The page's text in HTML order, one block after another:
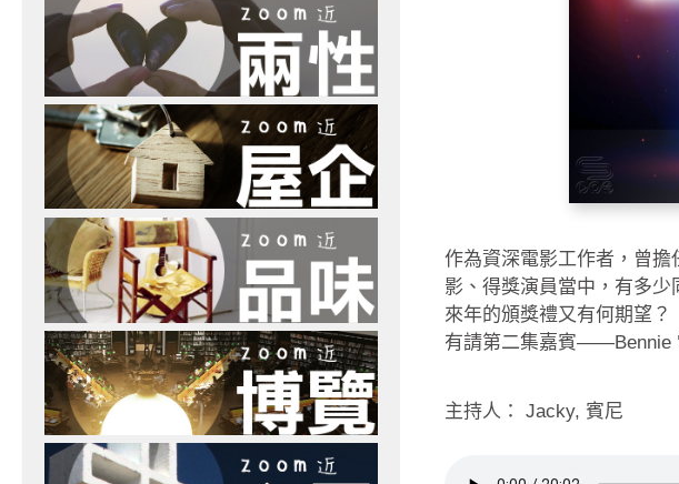
作為資深電影工作者，曾
影、得獎演員當中，有多
來年的頒獎禮又有何期望？
有請第二集嘉賓——Bennie
主持人： Jacky, 賓尼